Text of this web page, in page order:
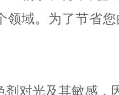
领域。为了节省
剂对光及其敏感，